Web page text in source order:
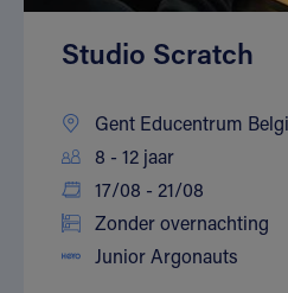
Studio Scratch
Gent Educentrum
8 - 12 jaar
17/08 - 21/08
Zonder overnachting
Junior Argonauts